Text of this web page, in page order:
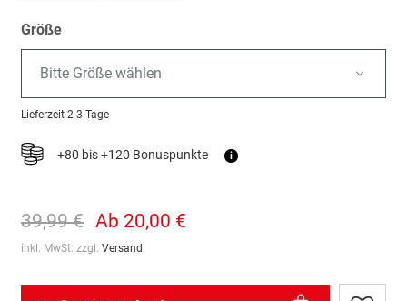
Größe
Bitte Größe wählen
Lieferzeit 2-3 Tage
+80 bis +120 Bonuspunkte i
39,99 € Ab 20,00 €
inkl. MwSt. zzgl. Versand